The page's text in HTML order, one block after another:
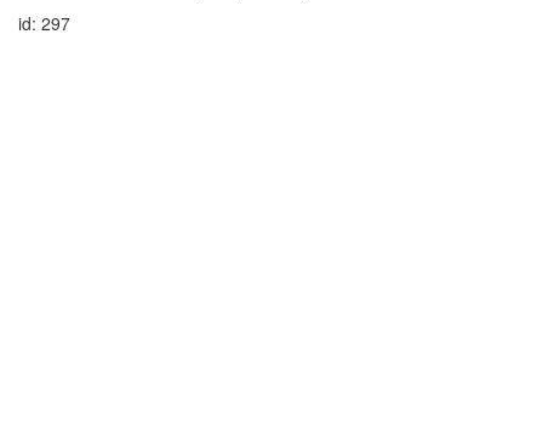
id: 297